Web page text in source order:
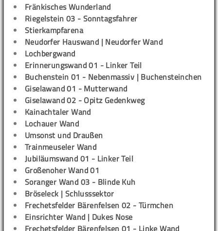
Fränkisches Wunderland
Riegelstein 03 - Sonntagsfahrer
Stierkampfarena
Neudorfer Hauswand | Neudorfer Wand
Lochbergwand
Erinnerungswand 01 - Linker Teil
Buchenstein 01 - Nebenmassiv | Buchensteinchen
Giselawand 01 - Mutterwand
Giselawand 02 - Opitz Gedenkweg
Kainachtaler Wand
Lochauer Wand
Umsonst und Draußen
Trainmeuseler Wand
Jubiläumswand 01 - Linker Teil
Großenoher Wand 01
Soranger Wand 03 - Blinde Kuh
Bröseleck | Schlusssektor
Frechetsfelder Bärenfelsen 02 - Türmchen
Einsrichter Wand | Dukes Nose
Frechetsfelder Bärenfelsen 01 - Linke Wand